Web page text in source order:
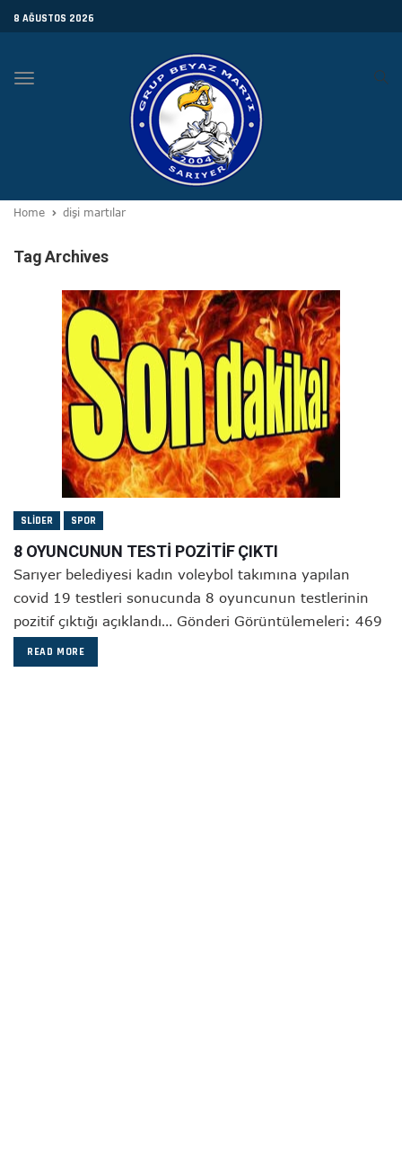
8 AĞUSTOS 2026
Toggle
Home dişi martılar
Tag Archives
SLIDER SPOR
8 OYUNCUNUN TESTİ POZİTİF ÇIKTI
Sarıyer belediyesi kadın voleybol takımına yapılan
covid 19 testleri sonucunda 8 oyuncunun testlerinin
pozitif çıktığı açıklandı… Gönderi Görüntülemeleri: 469
READ MORE